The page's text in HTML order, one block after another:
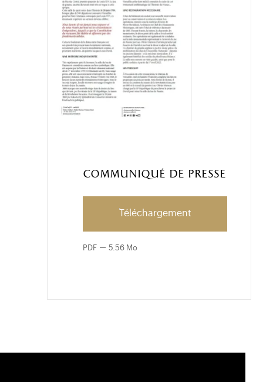
Communiqué de presse
Téléchargement
PDF 5.56 Mo